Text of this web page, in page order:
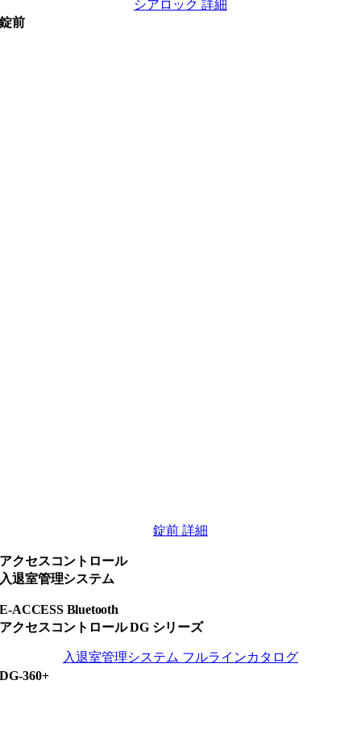
シアロック 詳細
錠前
錠前 詳細
アクセスコントロール
入退室管理システム
E-ACCESS Bluetooth
アクセスコントロール DG シリーズ
入退室管理システム フルラインカタログ
DG-360+